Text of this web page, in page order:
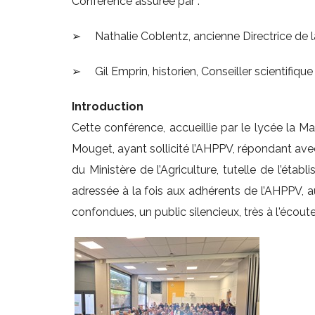
➢ Nathalie Coblentz, ancienne Directrice de
➢ Gil Emprin, historien, Conseiller scientifique
Introduction
Cette conférence, accueillie par le lycée la
Mouget, ayant sollicité l’AHPPV, répondant
du Ministère de l’Agriculture, tutelle de
adressée à la fois aux adhérents de
confondues, un public silencieux, très à